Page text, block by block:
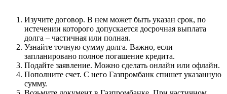
Изучите договор. В нем может быть указан срок, по
истечении которого допускается досрочная выплата
долга – частичная или полная.
Узнайте точную сумму долга. Важно, если
запланировано полное погашение кредита.
Подайте заявление. Можно сделать онлайн или офлайн.
Пополните счет. С него Газпромбанк спишет указанную
сумму.